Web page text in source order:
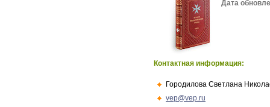
Дата
Контактная информация:
Городилова Светлана
vep@vep.ru